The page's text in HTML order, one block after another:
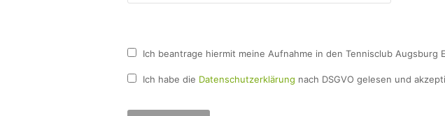
Ich beantrage hiermit meine Aufnahme in den Tennisclub Augsburg
Ich habe die Datenschutzerklärung nach DSGVO gelesen und